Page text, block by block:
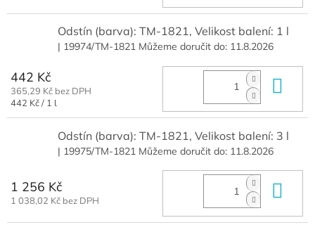
Odstín (barva): TM-1821, Velikost balení: 1 l
| 19974/TM-1821 Můžeme doručit do: 11.8.2026
442 Kč
365,29 Kč bez DPH
Měrná
442 Kč / 1 l
Odstín (barva): TM-1821, Velikost balení: 3 l
| 19975/TM-1821 Můžeme doručit do: 11.8.2026
1 256 Kč
1 038,02 Kč bez DPH